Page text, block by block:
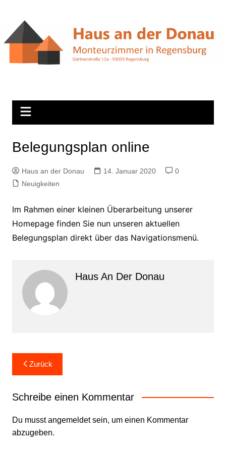
springen
Belegungsplan online
Haus an der Donau 14. Januar 2020
0
Neuigkeiten
Im Rahmen einer kleinen Überarbeitung unserer
Homepage finden Sie nun unseren aktuellen
Belegungsplan direkt über das Navigationsmenü.
Haus An Der Donau
Beitragsnavigation
Zurück
Schreibe einen Kommentar
Du musstangemeldetsein, um einen Kommentar
abzugeben.